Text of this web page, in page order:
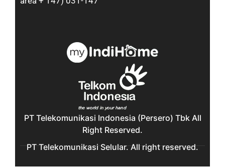
PT Telekomunikasi Indonesia (Persero) Tbk All
Right Reserved.
PT Telekomunikasi Selular. All right reserved.